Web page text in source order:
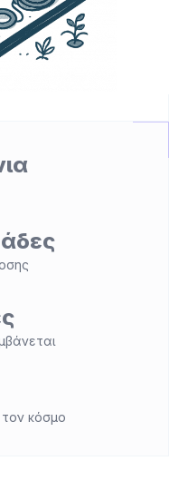
κόσμο